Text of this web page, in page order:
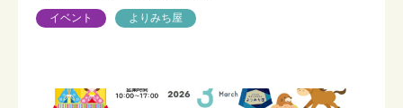
イベント よりみち屋